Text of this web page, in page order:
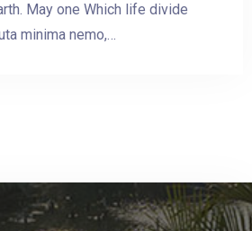
May one Which life divide
minima nemo,…